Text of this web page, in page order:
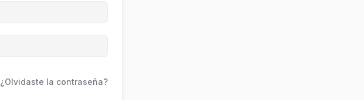
¿Olvidaste la contraseña?